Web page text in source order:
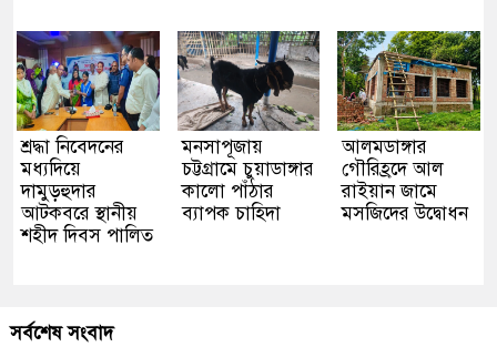
শ্রদ্ধা নিবেদনের
মধ্যদিয়ে
দামুড়হুদার
আটকবরে স্থানীয়
শহীদ দিবস পালিত
মনসাপূজায়
চট্টগ্রামে চুয়াডাঙ্গার
কালো পাঁঠার
ব্যাপক চাহিদা
আলমডাঙ্গার
গৌরিহ্রদে আল
রাইয়ান জামে
মসজিদের উদ্বোধন
সর্বশেষ সংবাদ